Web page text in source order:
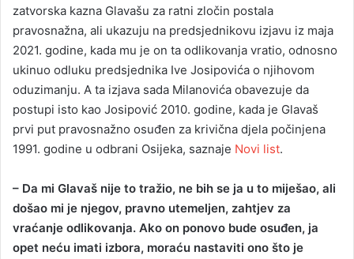
zatvorska kazna Glavašu za ratni zločin postala
pravosnažna, ali ukazuju na predsjednikovu izjavu iz maja
2021. godine, kada mu je on ta odlikovanja vratio, odnosno
ukinuo odluku predsjednika Ive Josipovića o njihovom
oduzimanju. A ta izjava sada Milanovića obavezuje da
postupi isto kao Josipović 2010. godine, kada je Glavaš
prvi put pravosnažno osuđen za krivična djela počinjena
1991. godine u odbrani Osijeka, saznaje Novi list.
– Da mi Glavaš nije to tražio, ne bih se ja u to miješao, ali
došao mi je njegov, pravno utemeljen, zahtjev za
vraćanje odlikovanja. Ako on ponovo bude osuđen, ja
opet neću imati izbora, moraću nastaviti ono što je